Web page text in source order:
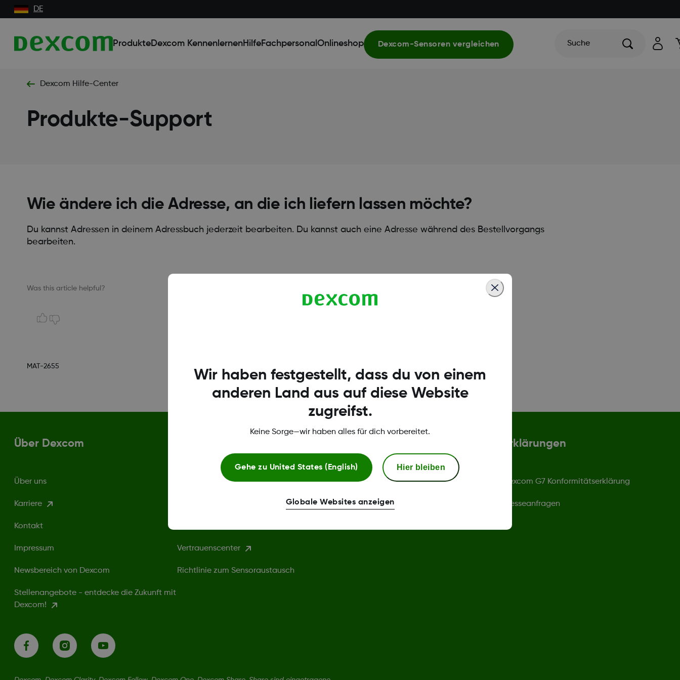
DE
ProdukteDexcom KennenlernenHilfeFachpersonal Onlineshop Dexcom-Sensoren vergleichen Suche
Dexcom Hilfe-Center
Produkte-Support
Wie ändere ich die Adresse, an die ich liefern lassen möchte?
Du kannst Adressen in deinem Adressbuch jederzeit bearbeiten. Du kannst auch eine Adresse während des Bestellvorgangs
bearbeiten.
Was this article helpful?
MAT-2655
Über Dexcom
Über uns
Karriere
Kontakt
Impressum
Newsbereich von Dexcom
Stellenangebote - entdecke die Zukunft mit
Dexcom!
Datenschutzrichtlinie
Vertrauenscenter
Richtlinie zum Sensoraustausch
Bedingungen
Erklärungen
Dexcom G7 Konformitätserklärung
Presseanfragen
Wir haben festgestellt, dass du von einem
anderen Land aus auf diese Website
zugreifst.
Keine Sorge—wir haben alles für dich vorbereitet.
Gehe zu United States (English) Hier bleiben
Globale Websites anzeigen